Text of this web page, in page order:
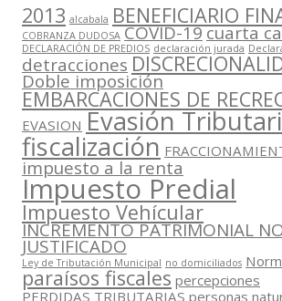
2013 alcabala BENEFICIARIO
COBRANZA DUDOSA COVID-19cuarta
DECLARACIÓN DE PREDIOS declaración jurada
detracciones
Doble imposición
EMBARCACIONES DE
EVASION Evasión
fiscalización
impuesto a la renta
Impuesto Predial
Impuesto Vehícular
INCREMENTO PATRIMONIAL
JUSTIFICADO
Ley de Tributación Municipal no domiciliados
paraísos fiscales percepciones
PERDIDAS TRIBUTARIAS personas